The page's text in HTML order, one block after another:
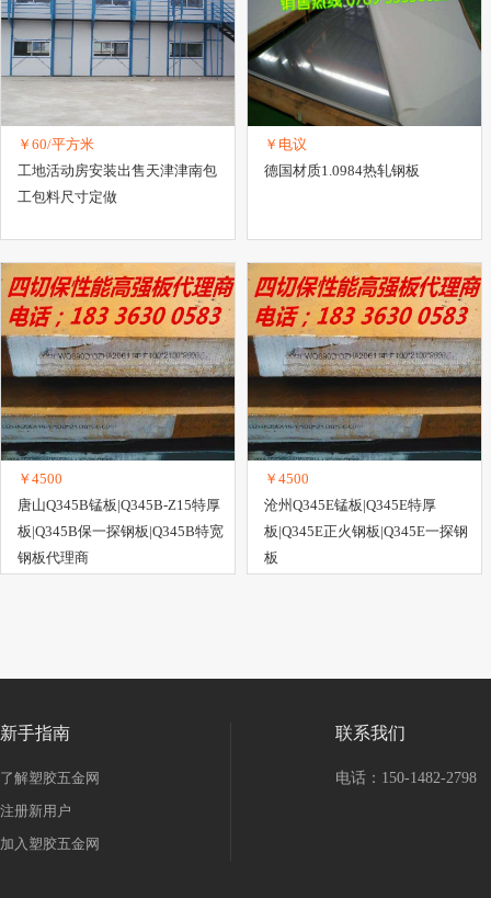
￥60/平方米
工地活动房安装出售天津津南包
工包料尺寸定做
￥电议
德国材质1.0984热轧钢板
￥4500
唐山Q345B锰板|Q345B-Z15特厚
板|Q345B保一探钢板|Q345B特宽
钢板代理商
￥4500
沧州Q345E锰板|Q345E特厚
板|Q345E正火钢板|Q345E一探钢
板
新手指南
了解塑胶五金网
注册新用户
加入塑胶五金网
联系我们
电话：150-1482-2798